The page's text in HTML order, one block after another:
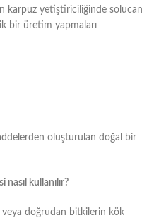
karpuz yetiştiriciliğinde solucan
bir üretim yapmaları
oluşturulan doğal bir
kullanılır?
veya doğrudan bitkilerin kök